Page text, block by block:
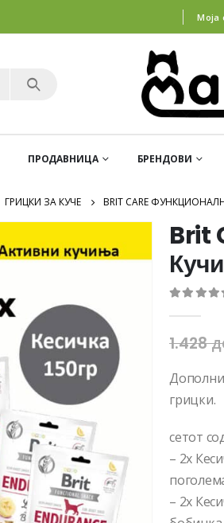
Моја
ПРОДАВНИЦА БРЕНДОВИ
ГРИЦКИ ЗА КУЧЕ BRIT CARE
Brit
1.428
грицки.
сетот
– 2x
– 2x